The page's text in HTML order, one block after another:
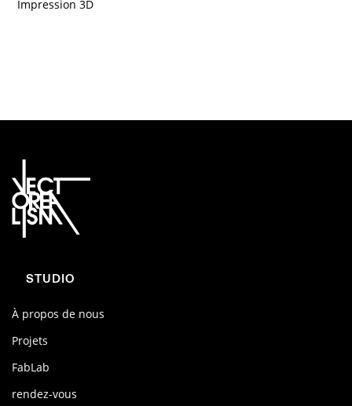
Impression 3D
STUDIO
À propos de nous
Projets
FabLab
rendez-vous